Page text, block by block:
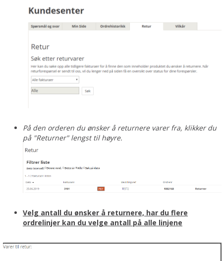
På den orderen du ønsker å returnere varer fra, klikker du
på "Returner" lengst til høyre.
Velg antall du ønsker å returnere, har du flere
ordrelinjer kan du velge antall på alle linjene